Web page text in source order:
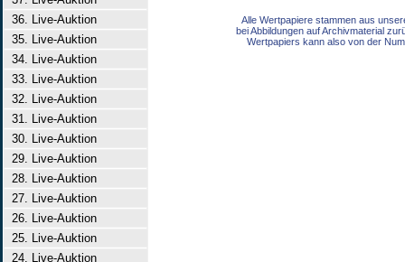
36. Live-Auktion
35. Live-Auktion
34. Live-Auktion
33. Live-Auktion
32. Live-Auktion
31. Live-Auktion
30. Live-Auktion
29. Live-Auktion
28. Live-Auktion
27. Live-Auktion
26. Live-Auktion
25. Live-Auktion
24. Live-Auktion
Alle Wertpapiere stammen aus
bei Abbildungen auf Archivmaterial
Wertpapiers kann also von der